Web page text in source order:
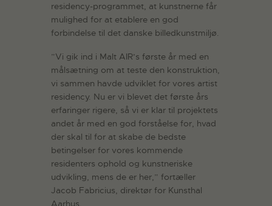
residency-programmet, at kunstnerne får
mulighed for at etablere en god
forbindelse til det danske billedkunstmiljø.
”Vi gik ind i Malt AIR’s første år med en
målsætning om at teste den konstruktion,
vi sammen havde udviklet for vores artist
residency. Nu er vi blevet det første års
erfaringer rigere, så vi er klar til projektets
andet år med en god forståelse for, hvad
der skal til for at skabe de bedste
betingelser for vores kommende
residenters ophold og kunstneriske
udvikling, mens de er her,” fortæller
Jacob Fabricius, direktør for Kunsthal
Aarhus.